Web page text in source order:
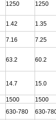
1250 1250
1.42 1.35
7.16 7.25
63.2 60.2
14.7 15.0
1500 1500
630-780 630-